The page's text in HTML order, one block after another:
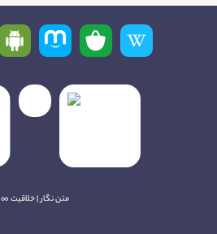
متن نگار | خلاقیت ∞